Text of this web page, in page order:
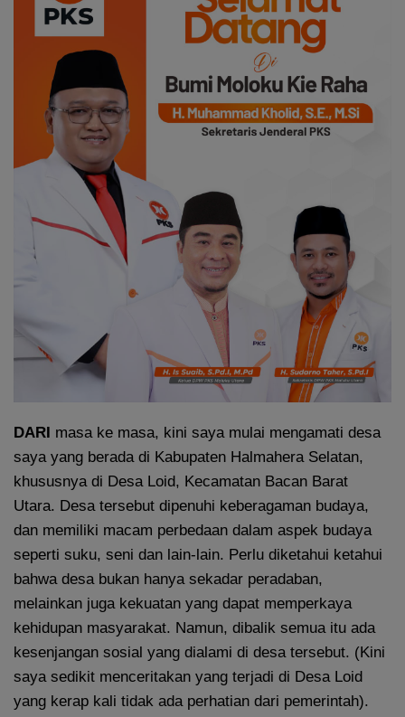
DARI masa ke masa, kini saya mulai mengamati desa
saya yang berada di Kabupaten Halmahera Selatan,
khususnya di Desa Loid, Kecamatan Bacan Barat
Utara. Desa tersebut dipenuhi keberagaman budaya,
dan memiliki macam perbedaan dalam aspek budaya
seperti suku, seni dan lain-lain. Perlu diketahui ketahui
bahwa desa bukan hanya sekadar peradaban,
melainkan juga kekuatan yang dapat memperkaya
kehidupan masyarakat. Namun, dibalik semua itu ada
kesenjangan sosial yang dialami di desa tersebut. (Kini
saya sedikit menceritakan yang terjadi di Desa Loid
yang kerap kali tidak ada perhatian dari pemerintah).